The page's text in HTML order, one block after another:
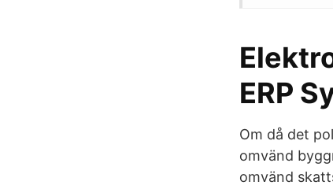
ERP
Om då det
omvänd
omvänd